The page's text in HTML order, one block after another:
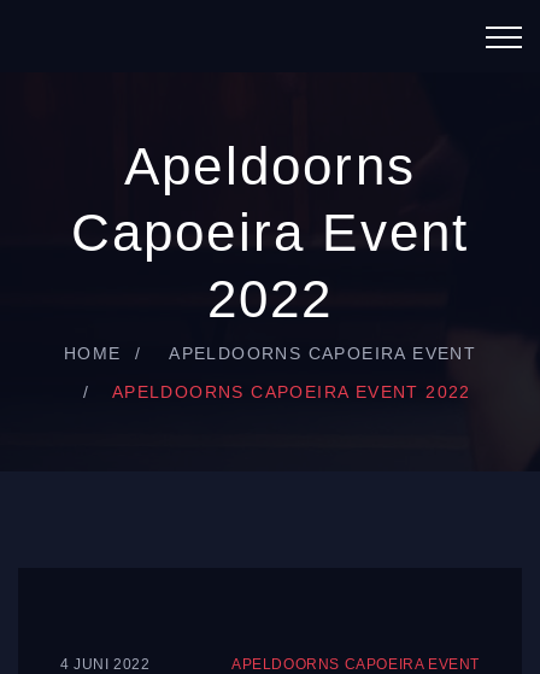
Apeldoorns
Capoeira Event
2022
HOME
APELDOORNS CAPOEIRA EVENT
APELDOORNS CAPOEIRA EVENT 2022
4 JUNI 2022 APELDOORNS CAPOEIRA EVENT